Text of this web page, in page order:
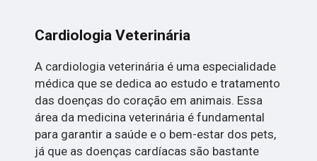
Cardiologia Veterinária
A cardiologia veterinária é uma especialidade
médica que se dedica ao estudo e tratamento
das doenças do coração em animais. Essa
área da medicina veterinária é fundamental
para garantir a saúde e o bem-estar dos pets,
já que as doenças cardíacas são bastante